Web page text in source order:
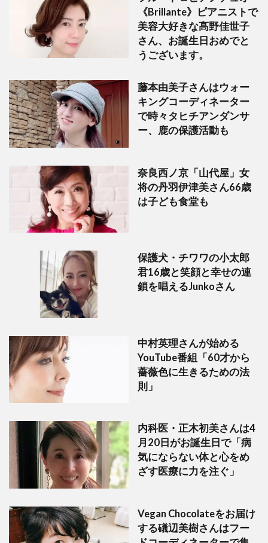
《Brillante》ピアニストで
美容大好きな髙野佳世子
さん、お誕生日おめでと
うございます。
藤本由美子さんはウォー
キングコーディネーター
で時々タヒチアンダンサ
ー、鹿の保護活動も
奈良西ノ京「山代屋」女
将の丹羽伊津美さん66歳
は子ども食堂も
保護犬・チワワの小太郎
君16歳と笑顔と幸せの連
鎖を唱えるJunkoさん
中村英理さんが始める
YouTube番組「60才から
薔薇色に生きるための法
則」
内科医・正木初美さんは4
月20日がお誕生日で「病
気にならない体と心をめ
ざす医療に力を注ぐ」
Vegan Chocolateをお届け
する礒辺美樹さんはフー